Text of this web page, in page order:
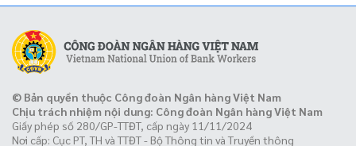
© Bản quyền thuộc Công đoàn Ngân hàng Việt Nam
Chịu trách nhiệm nội dung: Công đoàn Ngân hàng Việt Nam
Giấy phép số 280/GP-TTĐT, cấp ngày 11/11/2024
Nơi cấp: Cục PT, TH và TTĐT - Bộ Thông tin và Truyền thông